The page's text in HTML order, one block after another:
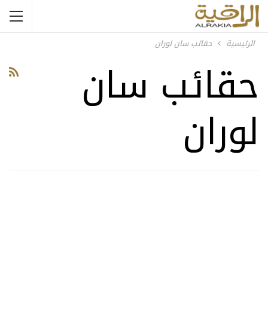
الرئيسية حقائب سان لوران
حقائب سان
لوران